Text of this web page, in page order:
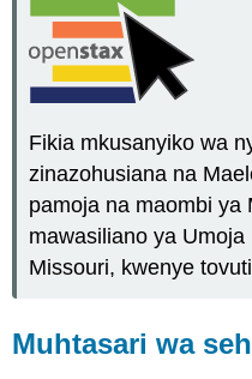
Fikia mkusanyiko wa
zinazohusiana na
pamoja na maombi ya
mawasiliano ya
Missouri, kwenye
Muhtasari wa